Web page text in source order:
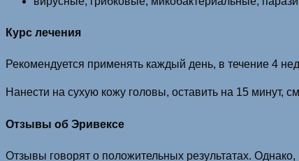
Курс лечения
Рекомендуется применять каждый день, в течение 4
Нанести на сухую кожу головы, оставить на 15 минут,
Отзывы об Эривексе
Отзывы говорят о положительных результатах.